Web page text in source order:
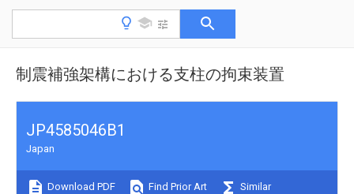
制震補強架構における支柱の拘束装置
JP4585046B1
Japan
Download PDF Find Prior Art Similar